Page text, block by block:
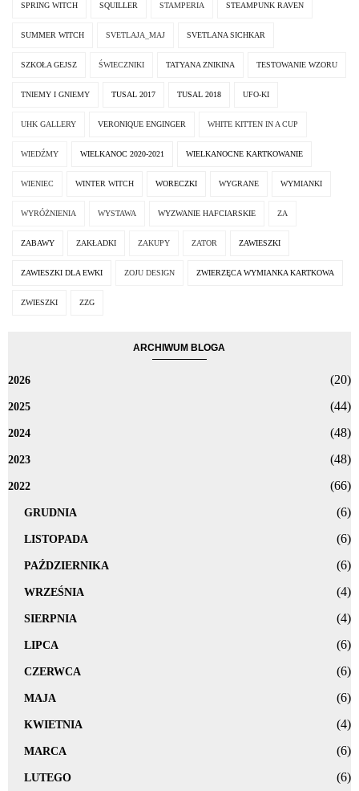
SPRING WITCH SQUILLER STAMPERIA STEAMPUNK RAVEN
SUMMER WITCH SVETLAJA_MAJ SVETLANA SICHKAR
SZKOŁA GEJSZ ŚWIECZNIKI TATYANA ZNIKINA TESTOWANIE WZORU
TNIEMY I GNIEMY TUSAL 2017 TUSAL 2018 UFO-KI
UHK GALLERY VERONIQUE ENGINGER WHITE KITTEN IN A CUP
WIEDŹMY WIELKANOC 2020-2021 WIELKANOCNE KARTKOWANIE
WIENIEC WINTER WITCH WORECZKI WYGRANE WYMIANKI
WYRÓŻNIENIA WYSTAWA WYZWANIE HAFCIARSKIE ZA
ZABAWY ZAKŁADKI ZAKUPY ZATOR ZAWIESZKI
ZAWIESZKI DLA EWKI ZOJU DESIGN ZWIERZĘCA WYMIANKA KARTKOWA
ZWIESZKI ZZG
ARCHIWUM BLOGA
2026 (20)
2025 (44)
2024 (48)
2023 (48)
2022 (66)
GRUDNIA (6)
LISTOPADA (6)
PAŹDZIERNIKA (6)
WRZEŚNIA (4)
SIERPNIA (4)
LIPCA (6)
CZERWCA (6)
MAJA (6)
KWIETNIA (4)
MARCA (6)
LUTEGO (6)